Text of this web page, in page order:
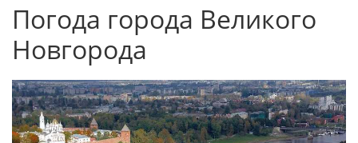
Погода города Великого
Новгорода